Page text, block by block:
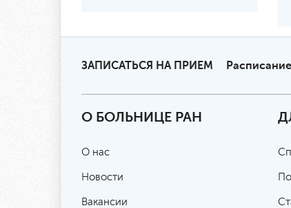
ЗАПИСАТЬСЯ НА ПРИЕМ
О БОЛЬНИЦЕ РАН
О нас
Новости
Вакансии